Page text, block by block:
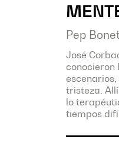
Pep
José
conocieron
tristeza.
lo
tiempos